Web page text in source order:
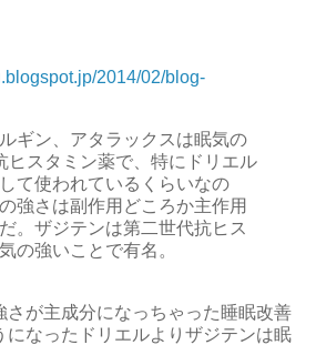
2014/02/blog-
ギン、アタラックスは眠気の
ヒスタミン薬で、特にドリエル
て使われているくらいなの
強さは副作用どころか主作用
。ザジテンは第二世代抗ヒス
の強いことで有名。
さが主成分になっちゃった睡眠改善
になったドリエルよりザジテンは眠